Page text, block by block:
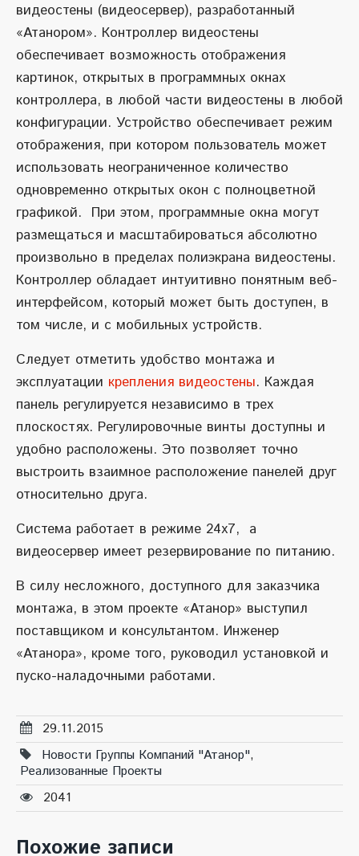
видеостены (видеосервер), разработанный
«Атанором». Контроллер видеостены
обеспечивает возможность отображения
картинок, открытых в программных окнах
контроллера, в любой части видеостены в любой
конфигурации. Устройство обеспечивает режим
отображения, при котором пользователь может
использовать неограниченное количество
одновременно открытых окон с полноцветной
графикой. При этом, программные окна могут
размещаться и масштабироваться абсолютно
произвольно в пределах полиэкрана видеостены.
Контроллер обладает интуитивно понятным веб-
интерфейсом, который может быть доступен, в
том числе, и с мобильных устройств.
Следует отметить удобство монтажа и
эксплуатации крепления видеостены. Каждая
панель регулируется независимо в трех
плоскостях. Регулировочные винты доступны и
удобно расположены. Это позволяет точно
выстроить взаимное расположение панелей друг
относительно друга.
Система работает в режиме 24х7, а
видеосервер имеет резервирование по питанию.
В силу несложного, доступного для заказчика
монтажа, в этом проекте «Атанор» выступил
поставщиком и консультантом. Инженер
«Атанора», кроме того, руководил установкой и
пуско-наладочными работами.
29.11.2015
Новости Группы Компаний "Атанор",
Реализованные Проекты
2041
Похожие записи